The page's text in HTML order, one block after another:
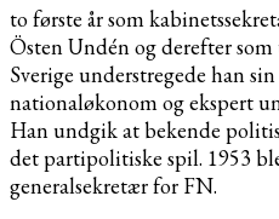
to første år som
Östen Undén og derefter
Sverige understregede han
nationaløkonom og ekspert
Han undgik at bekende
det partipolitiske spil. 1953
generalsekretær for FN.